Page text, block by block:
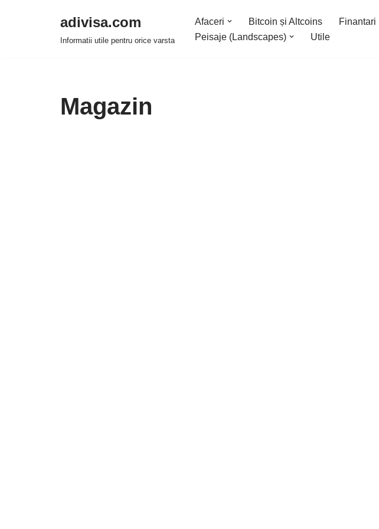
adivisa.com
Informatii utile pentru orice varsta
Afaceri Bitcoin și Altcoins Finantari
Peisaje (Landscapes)
Utile
Magazin